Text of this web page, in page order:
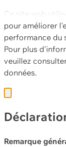
Ce site web
pour améliorer
performance du
Pour plus
veuillez
données.
Remarque